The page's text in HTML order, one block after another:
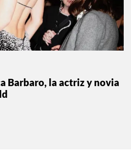
Barbaro, la actriz y novia